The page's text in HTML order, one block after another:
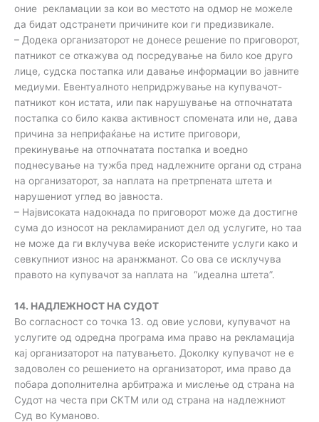
оние рекламации за кои во местото на одмор не можеле
да бидат одстранети причините кои ги предизвикале.
– Додека организаторот не донесе решение по приговорот,
патникот се откажува од посредување на било кое друго
лице, судска постапка или давање информации во јавните
медиуми. Евентуалното непридржување на купувачот-
патникот кон истата, или пак нарушување на отпочнатата
постапка со било каква активност спомената или не, дава
причина за неприфаќање на истите приговори,
прекинување на отпочнатата постапка и воедно
поднесување на тужба пред надлежните органи од страна
на организаторот, за наплата на претрпената штета и
нарушениот углед во јавноста.
– Највисоката надокнада по приговорот може да достигне
сума до износот на рекламираниот дел од услугите, но таа
не може да ги вклучува веќе искористените услуги како и
севкупниот износ на аранжманот. Со ова се исклучува
правото на купувачот за наплата на “идеална штета”.
14. НАДЛЕЖНОСТ НА СУДОТ
Во согласност со точка 13. од овие услови, купувачот на
услугите од одредна програма има право на рекламација
кај организаторот на патувањето. Доколку купувачот не е
задоволен со решението на организаторот, има право да
побара дополнителна арбитража и мислење од страна на
Судот на честа при СКТМ или од страна на надлежниот
Суд во Куманово.